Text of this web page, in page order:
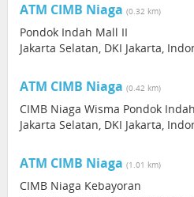
ATM CIMB Niaga (0.32 km)
Pondok Indah Mall II
Jakarta Selatan, DKI Jakarta,
ATM CIMB Niaga (0.42 km)
CIMB Niaga Wisma Pondok Indah
Jakarta Selatan, DKI Jakarta,
ATM CIMB Niaga (1.01 km)
CIMB Niaga Kebayoran